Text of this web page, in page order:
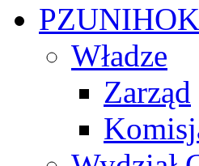
Władze
Zarząd